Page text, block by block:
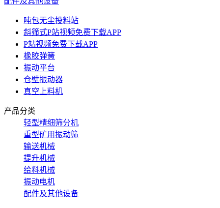
吨包无尘投料站
斜筛式P站视频免费下载APP
P站视频免费下载APP
橡胶弹簧
振动平台
仓壁振动器
真空上料机
产品分类
轻型精细筛分机
重型矿用振动筛
输送机械
提升机械
给料机械
振动电机
配件及其他设备